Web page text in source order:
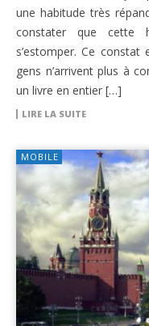
une habitude très
constater que cette
s’estomper. Ce
gens n’arrivent plus à
un livre en entier […]
LIRE LA SUITE
MOBILE